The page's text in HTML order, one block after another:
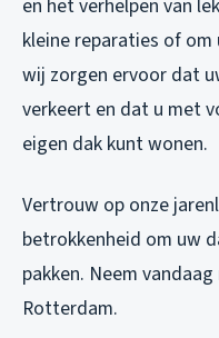
en het verhelpen van
kleine reparaties of
wij zorgen ervoor dat
verkeert en dat u met
eigen dak kunt wonen.
Vertrouw op onze
betrokkenheid om uw
pakken. Neem
Rotterdam.